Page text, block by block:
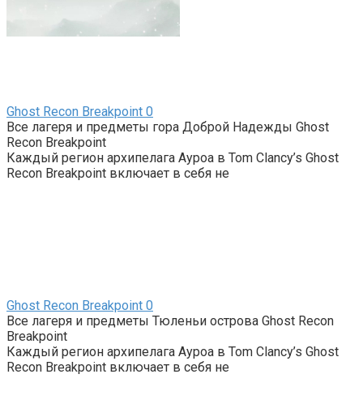
Ghost Recon Breakpoint 0
Все лагеря и предметы гора Доброй Надежды Ghost
Recon Breakpoint
Каждый регион архипелага Ауроа в Tom Clancy’s Ghost
Recon Breakpoint включает в себя не
Ghost Recon Breakpoint 0
Все лагеря и предметы Тюленьи острова Ghost Recon
Breakpoint
Каждый регион архипелага Ауроа в Tom Clancy’s Ghost
Recon Breakpoint включает в себя не